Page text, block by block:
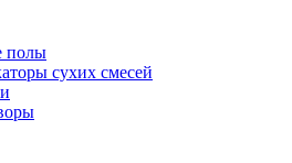
полы
сухих смесей